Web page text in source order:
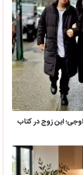
این زوج در کتاب